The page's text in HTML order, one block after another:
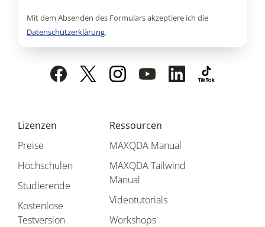
Lizenzen
Preise
Hochschulen
Studierende
Kostenlose
Testversion
Ressourcen
MAXQDA Manual
MAXQDA Tailwind
Manual
Videotutorials
Workshops
Mit dem Absenden des Formulars akzeptiere ich die
Datenschutzerklärung.